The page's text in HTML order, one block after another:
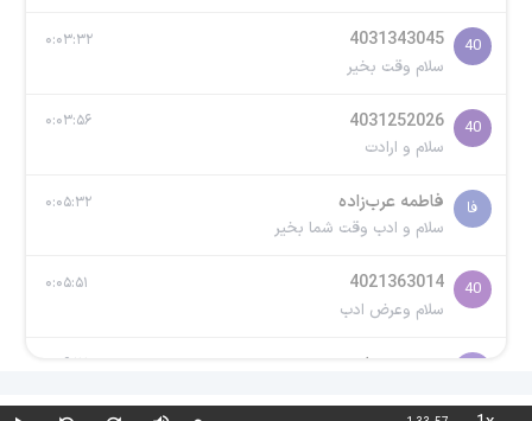
40
4031343045 ۰:۰۳:۳۲
سلام وقت بخیر
40
4031252026 ۰:۰۳:۵۶
سلام و ارادت
فا فاطمه عرب‌زاده ۰:۰۵:۳۲
سلام و ادب وقت شما بخیر
40
4021363014 ۰:۰۵:۵۱
سلام وعرض ادب
سیدمحمد امینی ۰:۰۶:۱۷